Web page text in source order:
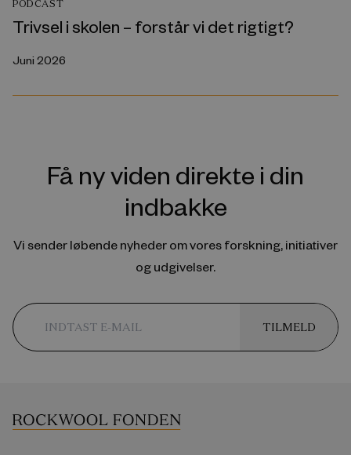
PODCAST
Trivsel i skolen – forstår vi det rigtigt?
Juni 2026
Få ny viden direkte i din
indbakke
Vi sender løbende nyheder om vores forskning, initiativer
og udgivelser.
TILMELD